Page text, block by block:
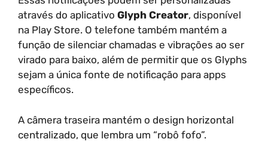
através do aplicativo Glyph Creator, disponível
na Play Store. O telefone também mantém a
função de silenciar chamadas e vibrações ao ser
virado para baixo, além de permitir que os Glyphs
sejam a única fonte de notificação para apps
específicos.
A câmera traseira mantém o design horizontal
centralizado, que lembra um “robô fofo”.